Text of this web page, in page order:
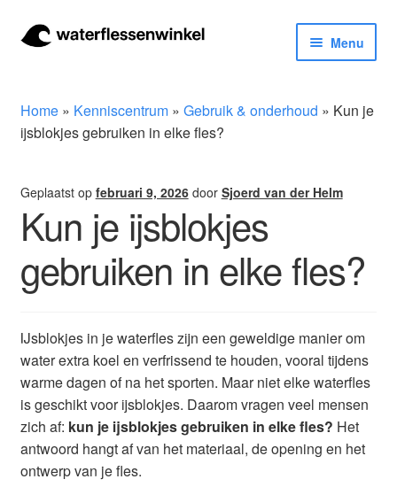
Ga
Ga
Menu
Bidons
Kinderflessen
Drinkfles met rietje
Aluminium drinkfles
Glazen drinkfles
RVS drinkfles
Home» Kenniscentrum» Gebruik & onderhoud » Kun je
ijsblokjes gebruiken in elke fles?
Geplaatst op februari 9, 2026 door Sjoerd van der Helm
Kun je ijsblokjes
gebruiken in elke fles?
IJsblokjes in je waterfles zijn een geweldige manier om
water extra koel en verfrissend te houden, vooral tijdens
warme dagen of na het sporten. Maar niet elke waterfles
is geschikt voor ijsblokjes. Daarom vragen veel mensen
zich af: kun je ijsblokjes gebruiken in elke fles? Het
antwoord hangt af van het materiaal, de opening en het
ontwerp van je fles.